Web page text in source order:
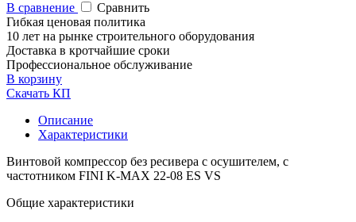
В сравнение
Сравнить
Гибкая ценовая политика
10 лет на рынке строительного оборудования
Доставка в кротчайшие сроки
Профессиональное обслуживание
В корзину
Скачать КП
Описание
Характеристики
Винтовой компрессор без ресивера с осушителем, с
частотником FINI K-MAX 22-08 ES VS
Общие характеристики